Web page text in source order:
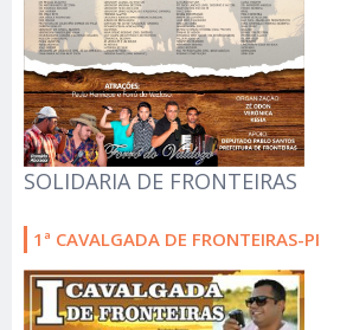
SOLIDARIA DE FRONTEIRAS
1ª CAVALGADA DE FRONTEIRAS-PI